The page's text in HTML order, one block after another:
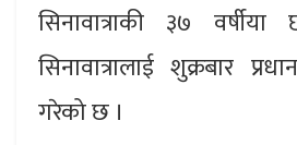
सिनावात्राकी ३७ वर्षीया
सिनावात्रालाई शुक्रबार
गरेको छ ।